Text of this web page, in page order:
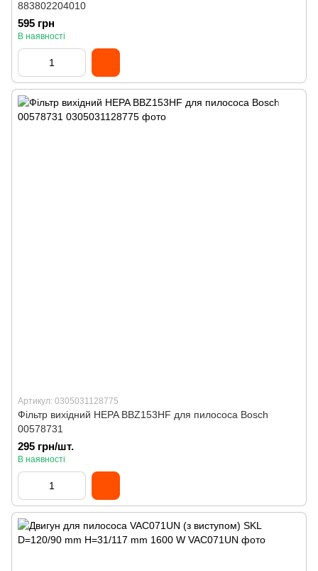
883802204010
595 грн
В наявності
Артикул: 0305031128775
Фільтр вихідний HEPA BBZ153HF для пилососа Bosch
00578731
295 грн/шт.
В наявності